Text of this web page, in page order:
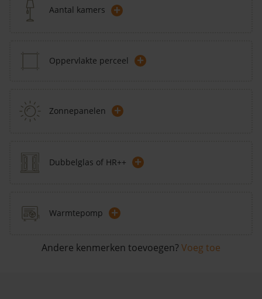
Aantal kamers +
Oppervlakte perceel +
Zonnepanelen +
Dubbelglas of HR++ +
Warmtepomp +
Andere kenmerken toevoegen? Voeg toe